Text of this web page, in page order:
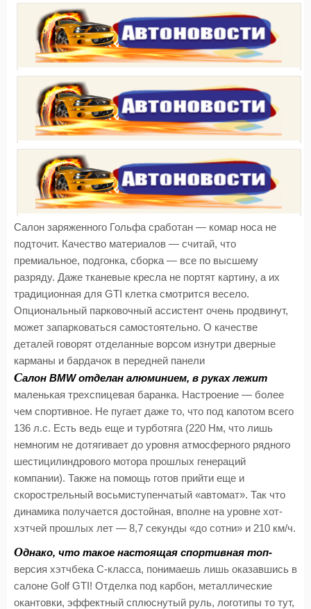
Салон заряженного Гольфа сработан — комар носа не
подточит. Качество материалов — считай, что
премиальное, подгонка, сборка — все по высшему
разряду. Даже тканевые кресла не портят картину, а их
традиционная для GTI клетка смотрится весело.
Опциональный парковочный ассистент очень продвинут,
может запарковаться самостоятельно. О качестве
деталей говорят отделанные ворсом изнутри дверные
карманы и бардачок в передней панели
Салон BMW отделан алюминием, в руках лежит
маленькая трехспицевая баранка. Настроение — более
чем спортивное. Не пугает даже то, что под капотом всего
136 л.с. Есть ведь еще и турботяга (220 Нм, что лишь
немногим не дотягивает до уровня атмосферного рядного
шестицилиндрового мотора прошлых генераций
компании). Также на помощь готов прийти еще и
скорострельный восьмиступенчатый «автомат». Так что
динамика получается достойная, вполне на уровне хот-
хэтчей прошлых лет — 8,7 секунды «до сотни» и 210 км/ч.
Однако, что такое настоящая спортивная топ-
версия хэтчбека С-класса, понимаешь лишь оказавшись в
салоне Golf GTI! Отделка под карбон, металлические
окантовки, эффектный сплюснутый руль, логотипы то тут,